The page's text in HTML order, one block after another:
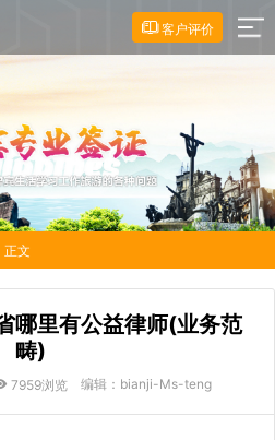
客户评价
正文
哪里有公益律师(业务范
畴)
7959浏览 编辑：bianji-Ms-teng